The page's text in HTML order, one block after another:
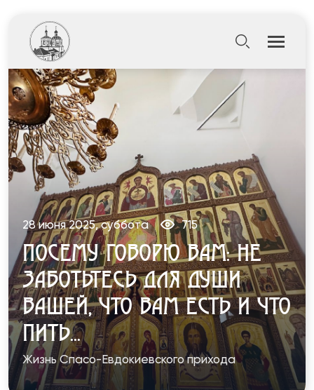
28 июня 2025, суббота 715
ПОСЕМУ ГОВОРЮ ВАМ: НЕ
ЗАБОТЬТЕСЬ ДЛЯ ДУШИ
ВАШЕЙ, ЧТО ВАМ ЕСТЬ И ЧТО
ПИТЬ...
Жизнь Спасо-Евдокиевского прихода